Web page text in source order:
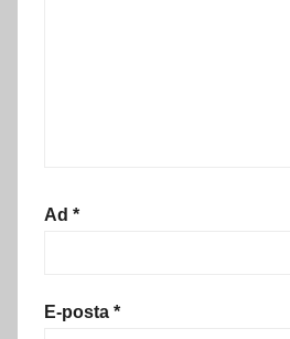
Ad *
E-posta *